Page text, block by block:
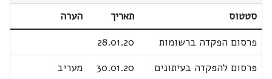
סטטוס תאריך
הערה
פרסום הפקדה ברשומות
28.01.20
פרסום להפקדה בעיתונים
30.01.20
מעריב